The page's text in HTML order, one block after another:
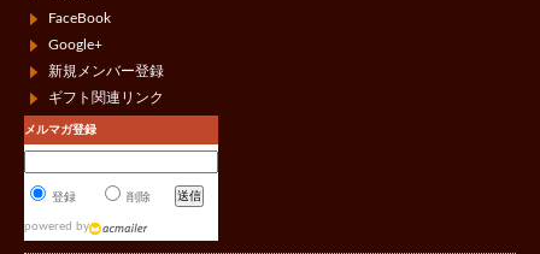
FaceBook
Google+
新規メンバー登録
ギフト関連リンク
メルマガ登録
登録 削除
powered by